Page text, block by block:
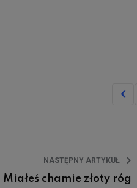
NASTĘPNY ARTYKUŁ
Miałeś chamie złoty róg